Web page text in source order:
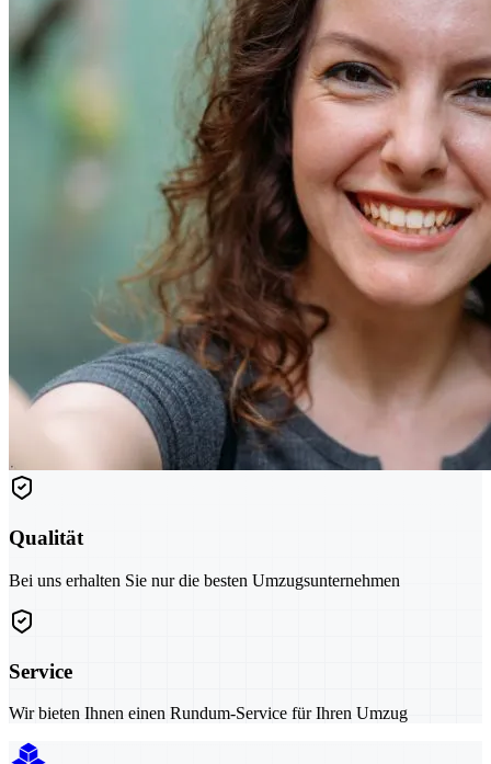
Qualität
Bei uns erhalten Sie nur die besten Umzugsunternehmen
Service
Wir bieten Ihnen einen Rundum-Service für Ihren Umzug